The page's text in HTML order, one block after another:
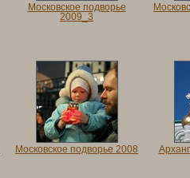
Московское подворье
2009_3
Московское подворье 2008